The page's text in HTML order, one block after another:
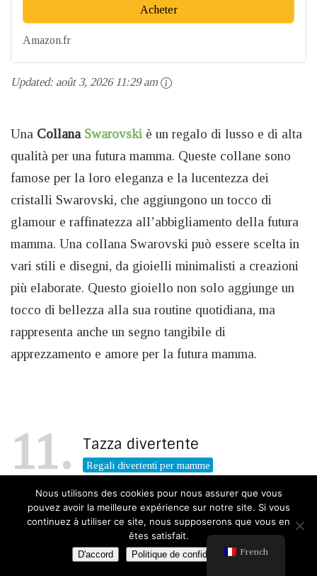
Acheter
Amazon.fr
Updated: août 3, 2026 11:29 am
Una Collana Swarovski è un regalo di lusso e di alta
qualità per una futura mamma. Queste collane sono
famose per la loro eleganza e la lucentezza dei
cristalli Swarovski, che aggiungono un tocco di
glamour e raffinatezza all’abbigliamento della futura
mamma. Una collana Swarovski può essere scelta in
vari stili e disegni, da gioielli minimalisti a creazioni
più elaborate. Questo gioiello non solo aggiunge un
tocco di bellezza alla sua routine quotidiana, ma
rappresenta anche un segno tangibile di
apprezzamento e amore per la futura mamma.
11 Tazza divertente
Regali divertenti per mamme
French
Nous utilisons des cookies pour nous assurer que vous
pouvez avoir la meilleure expérience sur notre site. Si vous
continuez à utiliser ce site, nous supposerons que vous en
êtes satisfait.
D'accord Politique de confidentialité